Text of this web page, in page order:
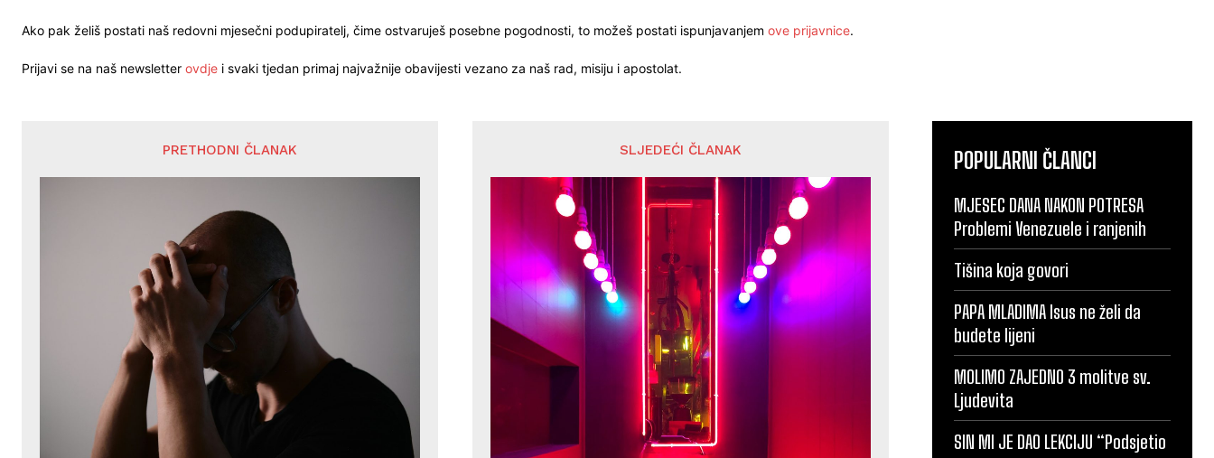
Ako pak želiš postati naš redovni mjesečni podupiratelj, čime ostvaruješ posebne pogodnosti, to možeš postati ispunjavanjem ove prijavnice.
Prijavi se na naš newsletter ovdje i svaki tjedan primaj najvažnije obavijesti vezano za naš rad, misiju i apostolat.
PRETHODNI ČLANAK SLJEDEĆI ČLANAK POPULARNI ČLANCI
MJESEC DANA NAKON POTRESA
Problemi Venezuele i ranjenih
Tišina koja govori
PAPA MLADIMA Isus ne želi da
budete lijeni
MOLIMO ZAJEDNO 3 molitve sv.
Ljudevita
SIN MI JE DAO LEKCIJU “Podsjetio